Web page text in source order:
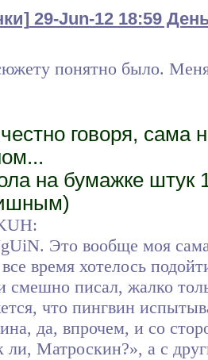
29-Jun-12 18:59
понятно было.
говоря,
на бумажке штук
Это вообще моя
время хотелось
смешно писал, жалко
что пингвин
да, впрочем, и со
ли, Матроскин?», а с